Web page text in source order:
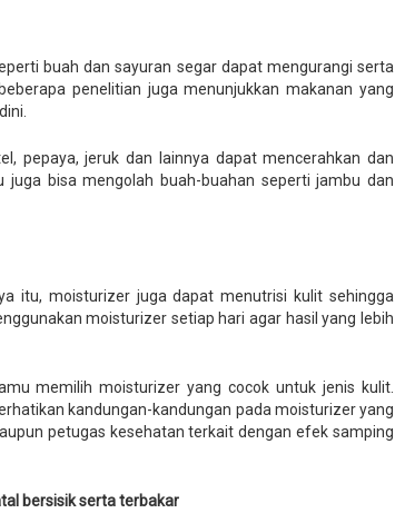
buah dan sayuran segar dapat mengurangi serta
penelitian juga menunjukkan makanan yang
pepaya, jeruk dan lainnya dapat mencerahkan dan
bisa mengolah buah-buahan seperti jambu dan
itu, moisturizer juga dapat menutrisi kulit sehingga
moisturizer setiap hari agar hasil yang lebih
memilih moisturizer yang cocok untuk jenis kulit.
kandungan-kandungan pada moisturizer yang
petugas kesehatan terkait dengan efek samping
bersisik serta terbakar